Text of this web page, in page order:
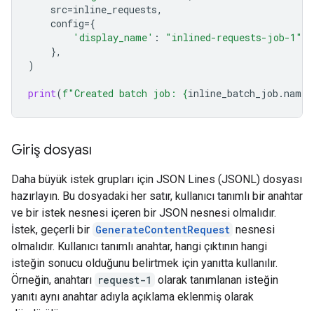
src=inline_requests,
config={
'display_name' : "inlined-requests-job-1"
},
)
print(f"Created batch job: {inline_batch_job .name
Giriş dosyası
Daha büyük istek grupları için JSON Lines (JSONL) dosyası
hazırlayın. Bu dosyadaki her satır, kullanıcı tanımlı bir anahtar
ve bir istek nesnesi içeren bir JSON nesnesi olmalıdır.
İstek, geçerli bir GenerateContentRequest nesnesi
olmalıdır. Kullanıcı tanımlı anahtar, hangi çıktının hangi
isteğin sonucu olduğunu belirtmek için yanıtta kullanılır.
Örneğin, anahtarı request-1 olarak tanımlanan isteğin
yanıtı aynı anahtar adıyla açıklama eklenmiş olarak